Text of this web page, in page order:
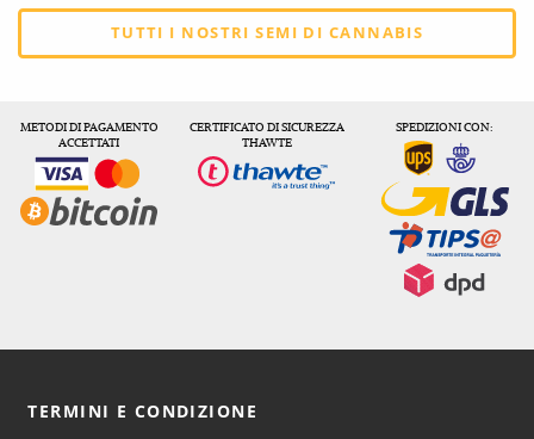
TUTTI I NOSTRI SEMI DI CANNABIS
METODI DI PAGAMENTO
ACCETTATI
CERTIFICATO DI SICUREZZA
THAWTE
SPEDIZIONI CON:
TERMINI E CONDIZIONE